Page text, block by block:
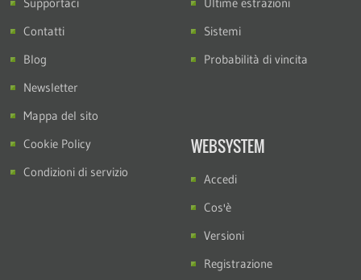
Contatti
Blog
Newsletter
Mappa del sito
Cookie Policy
Condizioni di servizio
Sistemi
Probabilità di vincita
WEBSYSTEM
Accedi
Cos'è
Versioni
Registrazione